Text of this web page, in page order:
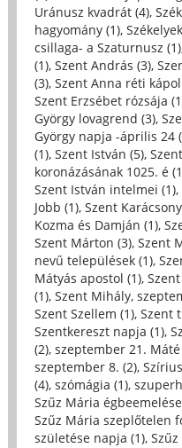
Uránusz kvadrát (4),
hagyomány (1),
csillaga- a Szaturnusz (1)
(1), Szent András (3),
(3), Szent Anna réti
Szent Erzsébet rózsája
György lovagrend (3),
György napja -április 24
(1), Szent István (5),
koronázásának 1025. é
Szent István intelmei (1),
Jobb (1), Szent
Kozma és Damján (1),
Szent Márton (3), Szent
nevű települések (1),
Mátyás apostol (1),
(1), Szent Mihály,
Szent Szellem (1), Szent
Szentkereszt napja (1),
(2), szeptember 21.
szeptember 8. (2),
(4), szómágia (1),
Szűz Mária
Szűz Mária szeplőtelen
születése napja (1),